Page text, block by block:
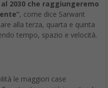
disposizione dei clienti di
nella quantità di spazio
modello:
(2,99 euro al mese);
(9,9 euro al mese);